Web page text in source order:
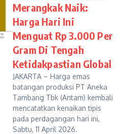
Merangkak Naik:
Harga Hari Ini
Menguat Rp 3.000 Per
Gram Di Tengah
Ketidakpastian Global
JAKARTA – Harga emas
batangan produksi PT Aneka
Tambang Tbk (Antam) kembali
mencatatkan kenaikan tipis
pada perdagangan hari ini,
Sabtu, 11 April 2026.